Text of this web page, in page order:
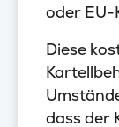
oder
Diese
dass der